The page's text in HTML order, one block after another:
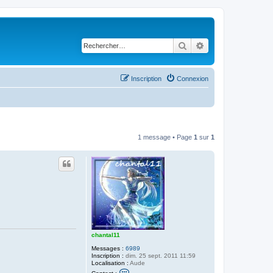
Rechercher
Connexion
Inscription
1 message • Page 1 sur 1
chantal11
Messages : 6989
Inscription : dim. 25 sept. 2011 11:59
Localisation : Aude